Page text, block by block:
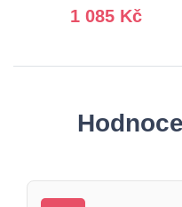
1 085 Kč